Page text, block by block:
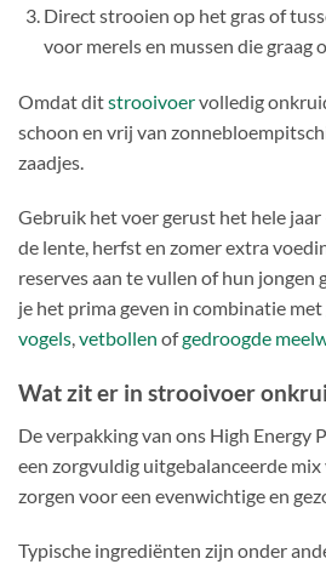
Direct strooien op het gras of
voor merels en mussen die graag
Omdat ditstrooivoervolledig
schoon en vrij van
zaadjes.
Gebruik het voer gerust het hele jaar
de lente, herfst en zomer extra
reserves aan te vullen of hun jongen
je het prima geven in combinatie met
vogels,vetbollen ofgedroogde
Wat zit er in strooivoer
De verpakking van ons High Energy
een zorgvuldig uitgebalanceerde
zorgen voor een evenwichtige en
Typische ingrediënten zijn onder